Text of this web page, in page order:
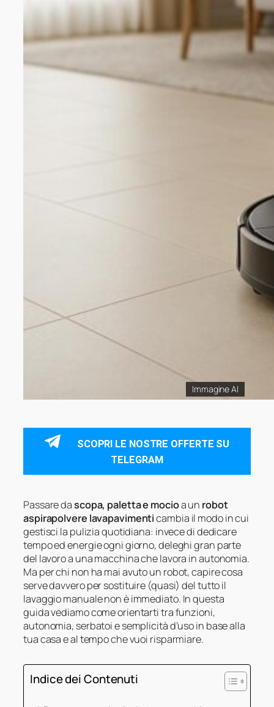
Immagine AI
SCOPRI LE NOSTRE OFFERTE SU
TELEGRAM
Passare dascopa, paletta e mocioa un robot
aspirapolvere lavapavimenticambia il modo in cui
gestisci la pulizia quotidiana: invece di dedicare
tempo ed energie ogni giorno, deleghi gran parte
del lavoro a una macchina che lavora in autonomia.
Ma per chi non ha mai avuto un robot, capire cosa
serve davvero per sostituire (quasi) del tutto il
lavaggio manuale non è immediato. In questa
guida vediamo come orientarti tra funzioni,
autonomia, serbatoi e semplicità d’uso in base alla
tua casa e al tempo che vuoi risparmiare.
Indice dei Contenuti